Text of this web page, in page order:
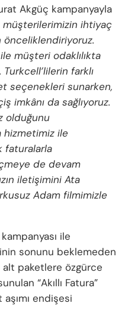
Akgüç kampanyayla
müşterilerimizin ihtiyaç
müşteri odaklılıkta
farklı
seçenekleri sunarken,
imkânı da sağlıyoruz.
olduğunu
hizmetimiz ile
faturalarla
de devam
iletişimini Ata
Adam filmimizle
ile
sonunu beklemeden
alt paketlere özgürce
“Akıllı Fatura”
endişesi